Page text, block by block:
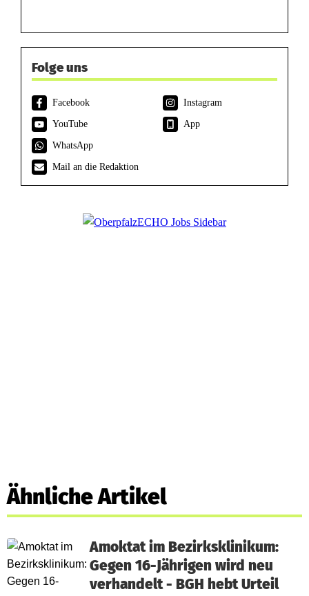
Folge uns
Facebook
Instagram
YouTube
App
WhatsApp
Mail an die Redaktion
Ähnliche Artikel
Amoktat im Bezirksklinikum:
Gegen 16-Jährigen wird neu
verhandelt - BGH hebt Urteil